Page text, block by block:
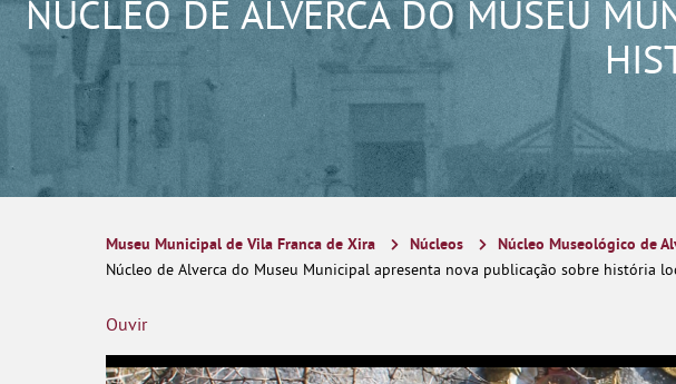
NÚCLEO DE ALVERCA DO MUSEU
Museu Municipal de Vila Franca de Xira Núcleos Núcleo Museológico de
Núcleo de Alverca do Museu Municipal apresenta nova publicação sobre história
Ouvir